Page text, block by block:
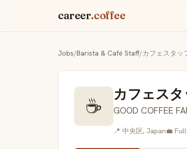
career.coffee
Jobs/Barista & Café Staff/カフェスタッ
☕ カフェスタ
GOOD COFFEE
📍 中央区, Japan💼